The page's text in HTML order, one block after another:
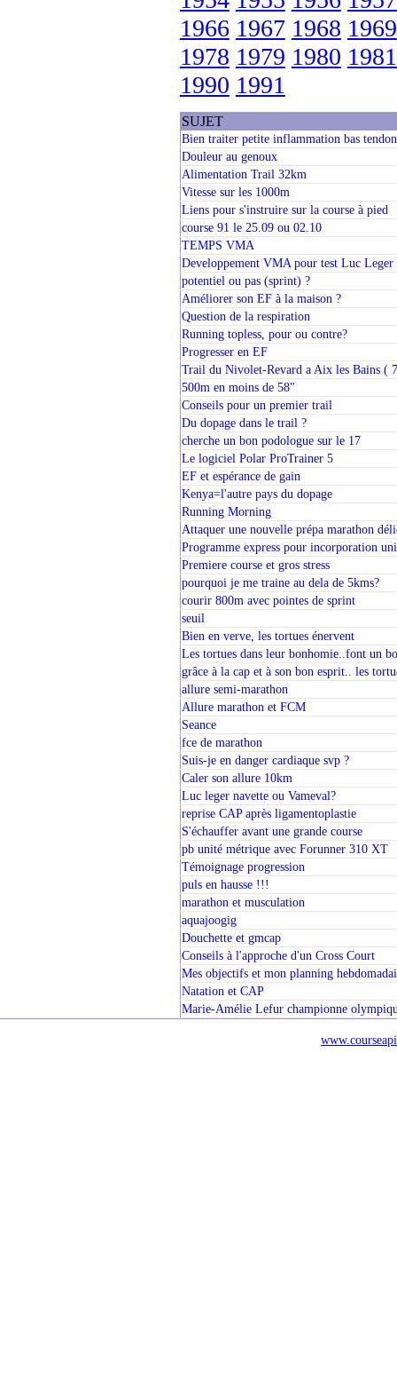
1966 1967 1968 1969
1978 1979 1980 1981
1990 1991
SUJET
Bien traiter petite inflammation bas
Douleur au genoux
Alimentation Trail 32km
Vitesse sur les 1000m
Liens pour s'instruire sur la course à pied
course 91 le 25.09 ou 02.10
TEMPS VMA
Developpement VMA pour test Luc Leger
potentiel ou pas (sprint) ?
Améliorer son EF à la maison ?
Question de la respiration
Running topless, pour ou contre?
Progresser en EF
Trail du Nivolet-Revard a Aix les Bains (
500m en moins de 58"
Conseils pour un premier trail
Du dopage dans le trail ?
cherche un bon podologue sur le 17
Le logiciel Polar ProTrainer 5
EF et espérance de gain
Kenya=l'autre pays du dopage
Running Morning
Attaquer une nouvelle prépa marathon
Programme express pour incorporation
Premiere course et gros stress
pourquoi je me traine au dela de 5kms?
courir 800m avec pointes de sprint
seuil
Bien en verve, les tortues énervent
Les tortues dans leur bonhomie..font un
grâce à la cap et à son bon esprit.. les
allure semi-marathon
Allure marathon et FCM
Seance
fce de marathon
Suis-je en danger cardiaque svp ?
Caler son allure 10km
Luc leger navette ou Vameval?
reprise CAP après ligamentoplastie
S'échauffer avant une grande course
pb unité métrique avec Forunner 310 XT
Témoignage progression
puls en hausse !!!
marathon et musculation
aquajoogig
Douchette et gmcap
Conseils à l'approche d'un Cross Court
Mes objectifs et mon planning
Natation et CAP
Marie-Amélie Lefur championne